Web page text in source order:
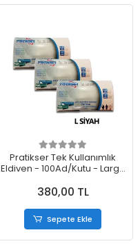
Pratikser Tek Kullanımlık
Eldiven - 100Ad/Kutu - Large
380,00 TL
Sepete Ekle